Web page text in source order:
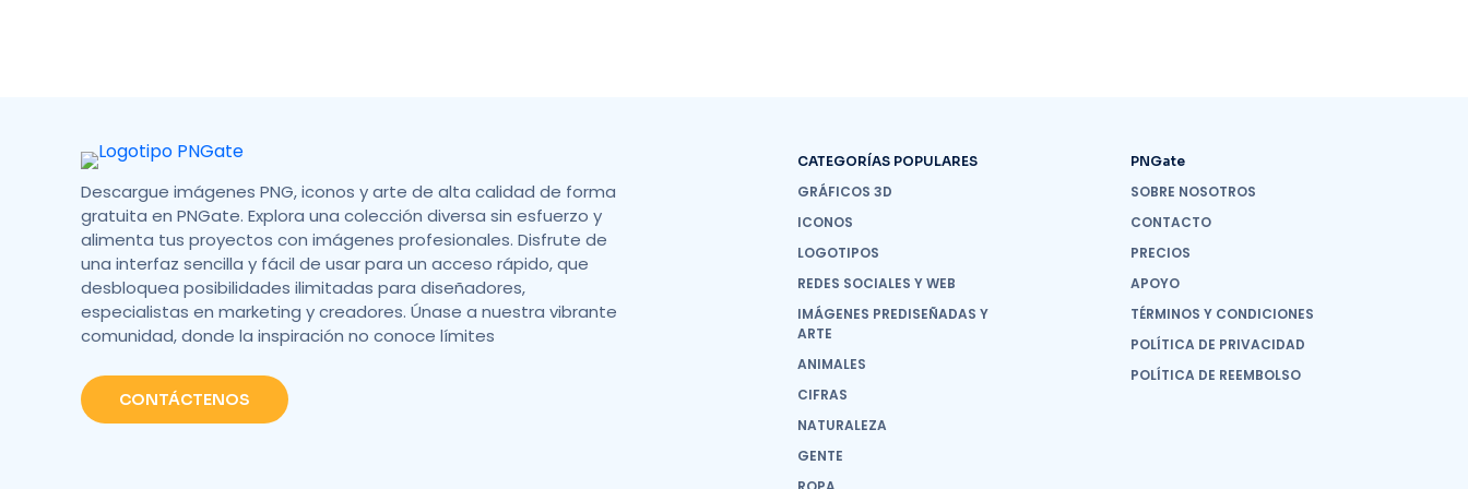
Descargue imágenes PNG, iconos y arte de alta calidad de forma
gratuita en PNGate. Explora una colección diversa sin esfuerzo y
alimenta tus proyectos con imágenes profesionales. Disfrute de
una interfaz sencilla y fácil de usar para un acceso rápido, que
desbloquea posibilidades ilimitadas para diseñadores,
especialistas en marketing y creadores. Únase a nuestra vibrante
comunidad, donde la inspiración no conoce límites
CONTÁCTENOS
CATEGORÍAS POPULARES
GRÁFICOS 3D
ICONOS
LOGOTIPOS
REDES SOCIALES Y WEB
IMÁGENES PREDISEÑADAS Y
ARTE
ANIMALES
CIFRAS
NATURALEZA
GENTE
PNGate
SOBRE NOSOTROS
CONTACTO
PRECIOS
APOYO
TÉRMINOS Y CONDICIONES
POLÍTICA DE PRIVACIDAD
POLÍTICA DE REEMBOLSO